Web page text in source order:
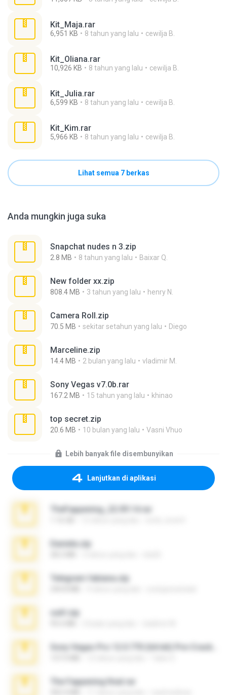
Kit_Maja.rar
6,951 KB 8 tahun yang lalu cewilja B.
Kit_Oliana.rar
10,926 KB 8 tahun yang lalu cewilja B.
Kit_Julia.rar
6,599 KB 8 tahun yang lalu cewilja B.
Kit_Kim.rar
5,966 KB 8 tahun yang lalu cewilja B.
Lihat semua 7 berkas
Anda mungkin juga suka
Snapchat nudes n 3.zip
2.8 MB 8 tahun yang lalu Baixar Q.
New folder xx.zip
808.4 MB 3 tahun yang lalu henry N.
Camera Roll.zip
70.5 MB sekitar setahun yang lalu Diego
Marceline.zip
14.4 MB 2 bulan yang lalu vladimir M.
Sony Vegas v7.0b.rar
167.2 MB 15 tahun yang lalu khinao
top secret.zip
20.6 MB 10 bulan yang lalu Vasni Vhuo
Lebih banyak file disembunyikan
Lanjutkan di aplikasi
TheFappening_22.09.14.rar
Daniela.zip
Telegram fabiana.zip
ouh!.zip
The Fappening final.rar